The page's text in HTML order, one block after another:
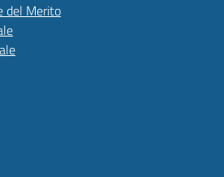
del Merito